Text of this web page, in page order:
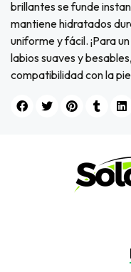
brillantes se funde
mantiene hidratados
uniforme y fácil. ¡Para
labios suaves y
compatibilidad con la